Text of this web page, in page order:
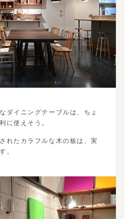
ダイニングテーブルは、ちょ
に使えそう。
れたカラフルな木の板は、実
。